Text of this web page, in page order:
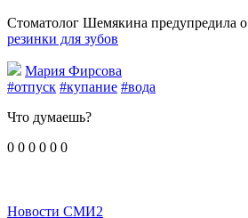
Стоматолог Шемякина предупредила о
резинки для зубов
Мария Фирсова
#отпуск #купание #вода
Что думаешь?
0 0 0 0 0 0
Новости СМИ2